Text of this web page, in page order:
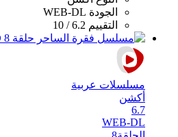
الجودة WEB-DL
التقييم 6.2 / 10
مسلسلات عربية
أكشن
6.7
WEB-DL